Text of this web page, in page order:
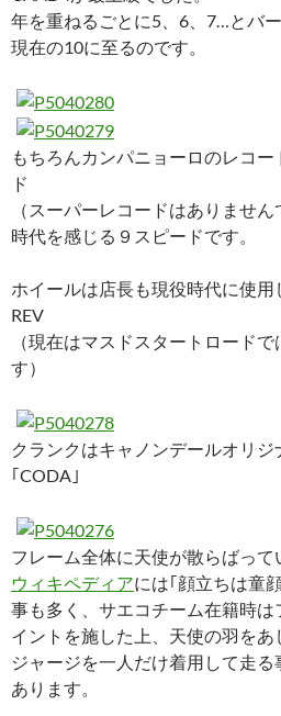
年を重ねるごとに5、6、7…とバ
現在の10に至るのです。
もちろんカンパニョーロのレコ
ド
（スーパーレコードはありません
時代を感じる９スピードです。
ホイールは店長も現役時代に使用
REV
（現在はマスドスタートロード
す）
クランクはキャノンデールオリ
｢CODA｣
フレーム全体に天使が散らばって
ウィキペディアには｢顔立ちは童
事も多く、サエコチーム在籍時
イントを施した上、天使の羽を
ジャージを一人だけ着用して走
あります。